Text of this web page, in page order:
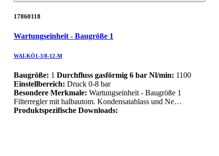
17860118
Wartungseinheit - Baugröße 1
WAI-KÖ1-3/8-12-M
Baugröße: 1 Durchfluss gasförmig 6 bar Nl/min: 1100
Einstellbereich: Druck 0-8 bar
Besondere Merkmale: Wartungseinheit - Baugröße 1
Filterregler mit halbautom. Kondensatablass und Ne…
Produktspezifische Downloads: